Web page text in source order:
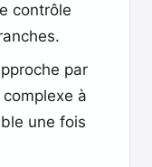
contrôle
par
à
une fois